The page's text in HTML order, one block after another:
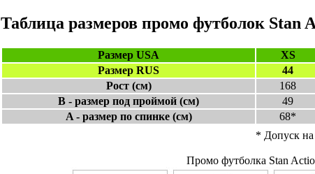
Таблица размеров промо футболок Stan
Размер USA XS
Размер RUS
44
Рост (см)
168
В - размер под проймой (см)
49
A - размер по спинке (см)
68*
* Допуск на
Промо футболка Stan